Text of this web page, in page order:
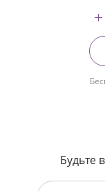
Будьте